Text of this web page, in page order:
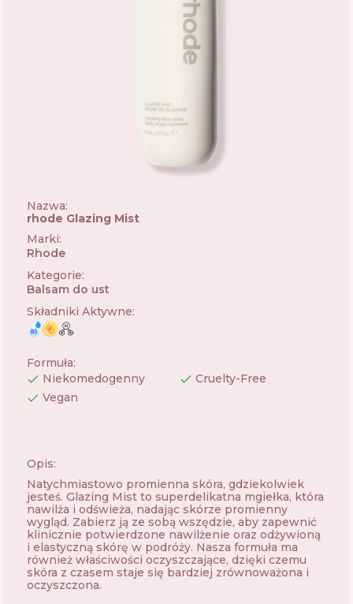
Nazwa:
rhode Glazing Mist
Marki:
Rhode
Kategorie:
Balsam do ust
Składniki Aktywne:
Formuła:
Niekomedogenny
Cruelty-Free
Vegan
Opis:
Natychmiastowo promienna skóra, gdziekolwiek
jesteś. Glazing Mist to superdelikatna mgiełka, która
nawilża i odświeża, nadając skórze promienny
wygląd. Zabierz ją ze sobą wszędzie, aby zapewnić
klinicznie potwierdzone nawilżenie oraz odżywioną
i elastyczną skórę w podróży. Nasza formuła ma
również właściwości oczyszczające, dzięki czemu
skóra z czasem staje się bardziej zrównoważona i
oczyszczona.